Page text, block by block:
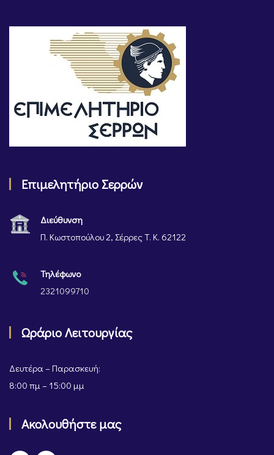
Επιμελητήριο Σερρών
Διεύθυνση
Π. Κωστοπούλου 2, Σέρρες Τ. Κ. 62122
Τηλέφωνο
2321099710
Ωράριο Λειτουργίας
Δευτέρα – Παρασκευή:
8:00 πμ – 15:00 μμ
Ακολουθήστε μας